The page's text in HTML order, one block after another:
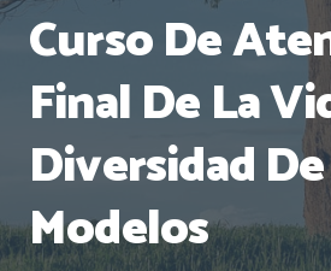
Curso De
Final De La
Diversidad
Modelos